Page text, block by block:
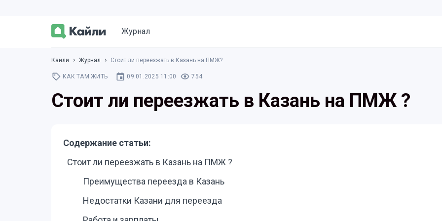
Журнал
Кайли Журнал Стоит ли переезжать в Казань на ПМЖ?
КАК ТАМ ЖИТЬ 09.01.2025 11:00 754
Стоит ли переезжать в Казань на ПМЖ ?
Содержание статьи:
Стоит ли переезжать в Казань на ПМЖ ?
Преимущества переезда в Казань
Недостатки Казани для переезда